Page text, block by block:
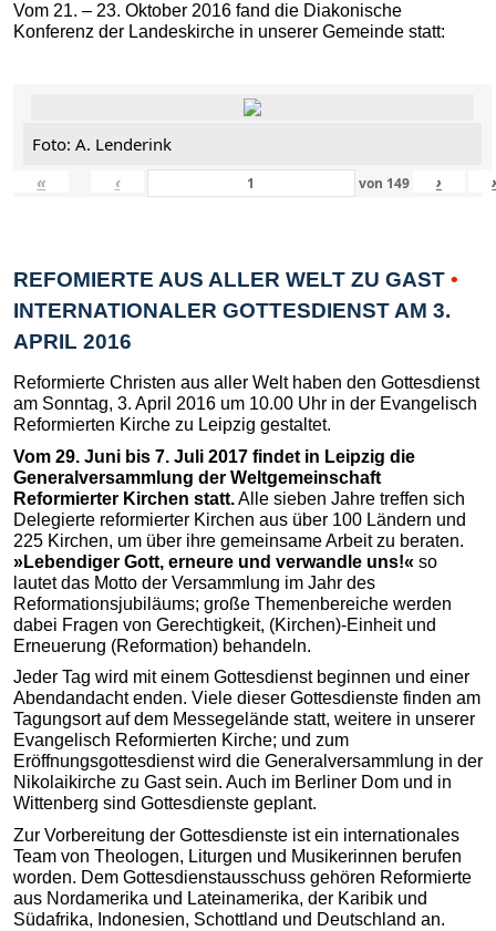
Vom 21. – 23. Oktober 2016 fand die Diakonische
Konferenz der Landeskirche in unserer Gemeinde statt:
Foto: A. Lenderink
«
‹ von 149 ›
REFOMIERTE AUS ALLER WELT ZU GAST •
INTERNATIONALER GOTTESDIENST AM 3.
APRIL 2016
Reformierte Christen aus aller Welt haben den Gottesdienst
am Sonntag, 3. April 2016 um 10.00 Uhr in der Evangelisch
Reformierten Kirche zu Leipzig gestaltet.
Vom 29. Juni bis 7. Juli 2017 findet in Leipzig die
Generalversammlung der Weltgemeinschaft
Reformierter Kirchen statt.Alle sieben Jahre treffen sich
Delegierte reformierter Kirchen aus über 100 Ländern und
225 Kirchen, um über ihre gemeinsame Arbeit zu beraten.
»Lebendiger Gott, erneure und verwandle uns!« so
lautet das Motto der Versammlung im Jahr des
Reformationsjubiläums; große Themenbereiche werden
dabei Fragen von Gerechtigkeit, (Kirchen)-Einheit und
Erneuerung (Reformation) behandeln.
Jeder Tag wird mit einem Gottesdienst beginnen und einer
Abendandacht enden. Viele dieser Gottesdienste finden am
Tagungsort auf dem Messegelände statt, weitere in unserer
Evangelisch Reformierten Kirche; und zum
Eröffnungsgottesdienst wird die Generalversammlung in der
Nikolaikirche zu Gast sein. Auch im Berliner Dom und in
Wittenberg sind Gottesdienste geplant.
Zur Vorbereitung der Gottesdienste ist ein internationales
Team von Theologen, Liturgen und Musikerinnen berufen
worden. Dem Gottesdienstausschuss gehören Reformierte
aus Nordamerika und Lateinamerika, der Karibik und
Südafrika, Indonesien, Schottland und Deutschland an.